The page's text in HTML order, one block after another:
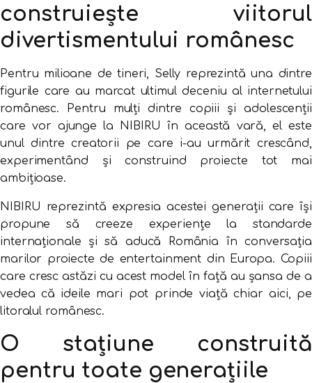
construiește viitorul
divertismentului românesc
Pentru milioane de tineri, Selly reprezintă una dintre
figurile care au marcat ultimul deceniu al internetului
românesc. Pentru mulți dintre copiii și adolescenții
care vor ajunge la NIBIRU în această vară, el este
unul dintre creatorii pe care i-au urmărit crescând,
experimentând și construind proiecte tot mai
ambițioase.
NIBIRU reprezintă expresia acestei generații care își
propune să creeze experiențe la standarde
internaționale și să aducă România în conversația
marilor proiecte de entertainment din Europa. Copiii
care cresc astăzi cu acest model în față au șansa de a
vedea că ideile mari pot prinde viață chiar aici, pe
litoralul românesc.
O stațiune construită
pentru toate generațiile